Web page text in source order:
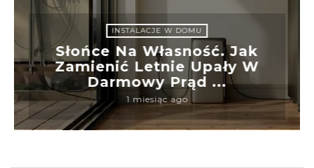
INSTALACJE W DOMU
Słońce Na Własność. Jak
Zamienić Letnie Upały W
Darmowy Prąd ...
1 miesiąc ago